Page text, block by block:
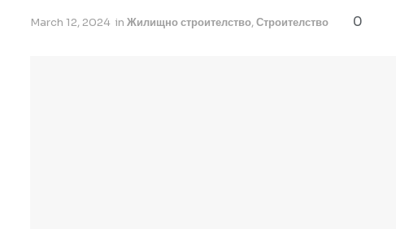
March 12, 2024 in Жилищно строителство,Строителство 0